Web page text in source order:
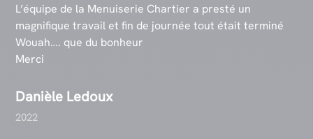
L’équipe de la Menuiserie Chartier a presté un
magnifique travail et fin de journée tout était terminé
Wouah…. que du bonheur
Merci
Danièle Ledoux
2022